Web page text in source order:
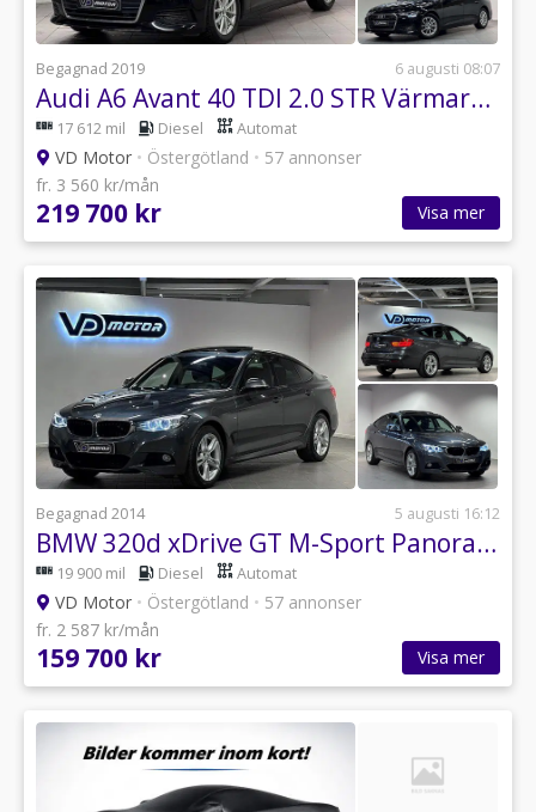
Begagnad 2019 6 augusti 08:07
Audi A6 Avant 40 TDI 2.0 STR Värmare Navi Drag 204hk
17 612 mil Diesel Automat
VD Motor • Östergötland • 57 annonser
fr. 3 560 kr/mån
219 700 kr Visa mer
Begagnad 2014 5 augusti 16:12
BMW 320d xDrive GT M-Sport Panorama Nav Hifi B-kam Drag 184hk
19 900 mil Diesel Automat
VD Motor • Östergötland • 57 annonser
fr. 2 587 kr/mån
159 700 kr Visa mer